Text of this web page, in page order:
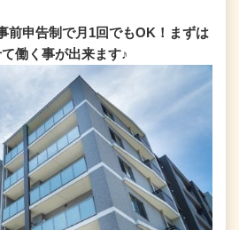
前申告制で月1回でもOK！まずは
働く事が出来ます♪